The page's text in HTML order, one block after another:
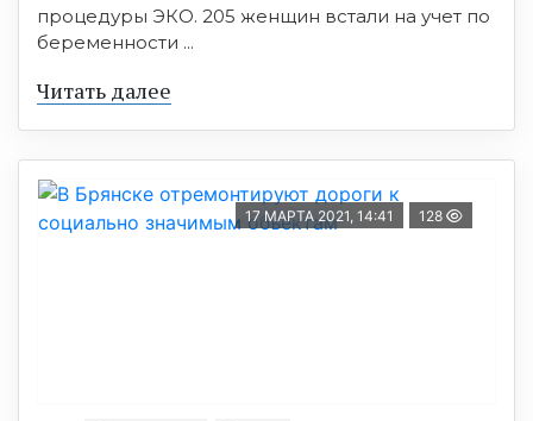
процедуры ЭКО. 205 женщин вcтали на учет по
беременноcти ...
Читать далее
17 МАРТА 2021, 14:41 128